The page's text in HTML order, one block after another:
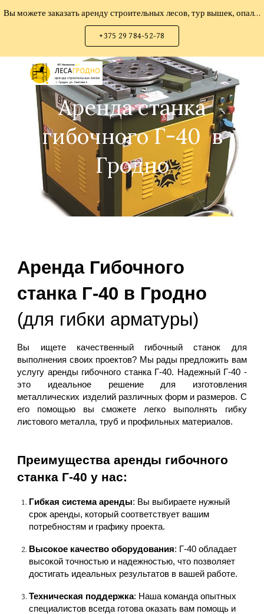
Вы можете заказать аренду строительных лесов, тур вышек, опалубки мелко-щитовой, опалубки перекрытий, опалубки колонн, прокат инструмента
+375 29 784-52-78
Аренда станка
гибочного Г-40 в
Гродно
Аренда Гибочного
станка Г-40 в Гродно
(для гибки арматуры)
Вы ищете качественный гибочный станок для
выполнения своих проектов? Мы рады предложить вам
услугу аренды гибочного станка Г-40. Надежный Г-40 -
это идеальное решение для изготовления
металлических изделий различных форм и размеров. С
его помощью вы сможете легко выполнять гибку
листового металла, труб и профильных материалов.
Преимущества аренды гибочного
станка Г-40 у нас:
Гибкая система аренды: Вы выбираете нужный
срок аренды, который соответствует вашим
потребностям и графику проекта.
Высокое качество оборудования: Г-40 обладает
высокой точностью и надежностью, что позволяет
достигать идеальных результатов в вашей работе.
Техническая поддержка: Наша команда опытных
специалистов всегда готова оказать вам помощь и